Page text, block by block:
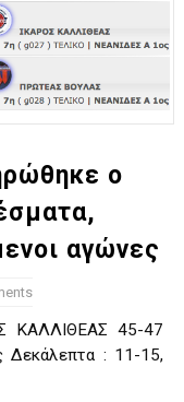
ο
αγώνες
ΚΑΛΛΙΘΕΑΣ 45-47
Δεκάλεπτα : 11-15,